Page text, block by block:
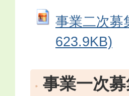
事業二次募
623.9KB)
事業一次